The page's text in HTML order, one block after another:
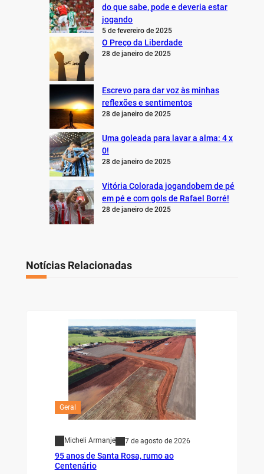
do que sabe, pode e deveria estar
jogando
5 de fevereiro de 2025
O Preço da Liberdade
28 de janeiro de 2025
Escrevo para dar voz às minhas
reflexões e sentimentos
28 de janeiro de 2025
Uma goleada para lavar a alma: 4 x
0!
28 de janeiro de 2025
Vitória Colorada jogandobem de pé
em pé e com gols de Rafael Borré!
28 de janeiro de 2025
Notícias Relacionadas
Geral
Micheli Armanje 7 de agosto de 2026
95 anos de Santa Rosa, rumo ao
Centenário